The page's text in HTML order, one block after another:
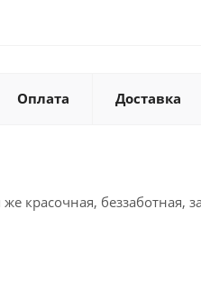
Оплата Доставка
красочная, беззаботная,